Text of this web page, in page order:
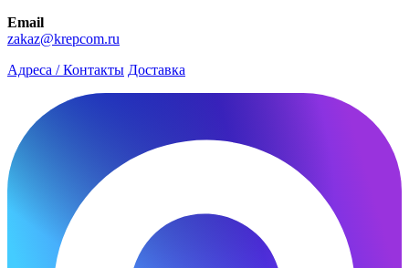
Email
zakaz@krepcom.ru
Адреса / Контакты Доставка